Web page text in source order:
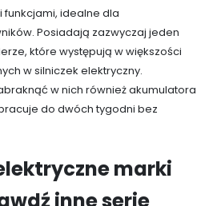
idealne dla
Posiadają zazwyczaj jeden
które występują w większości
w silniczek elektryczny.
w nich również akumulatora
do dwóch tygodni bez
marki
inne serie